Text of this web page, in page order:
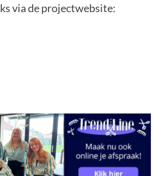
via de projectwebsite: